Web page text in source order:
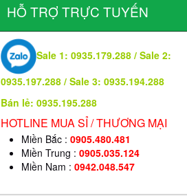
HỖ TRỢ TRỰC TUYẾN
Sale 1: 0935.179.288 / Sale 2:
0935.197.288 / Sale 3: 0935.194.288
Bán lẻ: 0935.195.288
HOTLINE MUA SỈ / THƯƠNG MẠI
Miền Bắc : 0905.480.481
Miền Trung : 0905.035.124
Miền Nam : 0942.048.547